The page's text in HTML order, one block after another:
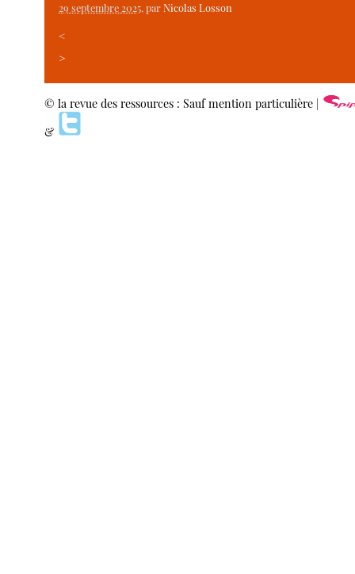
29 septembre 2025, parNicolas Losson
<
>
© la revue des ressources : Sauf mention particulière |
&